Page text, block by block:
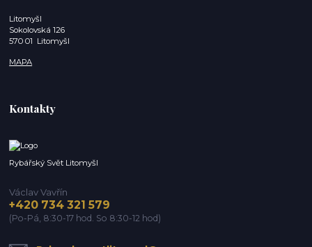
Litomyšl
Sokolovská 126
570 01 Litomyšl
MAPA
Kontakty
Rybářský Svět Litomyšl
Václav Vavřín
+420 734 321 579
(Po-Pá, 8:30-17 hod. So 8:30-12 hod)